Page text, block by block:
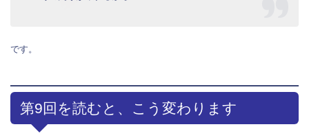
です。
第9回を読むと、こう変わります